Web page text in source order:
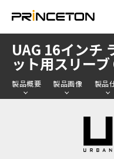
UAG 16インチ
ット用スリー
製品概要 製品画像 製品